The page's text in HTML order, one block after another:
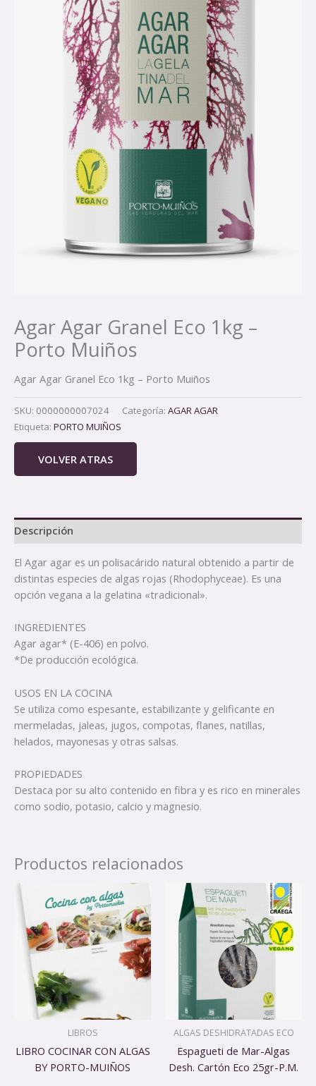
Agar Agar Granel Eco 1kg –
Porto Muiños
Agar Agar Granel Eco 1kg – Porto Muiños
SKU: 0000000007024 Categoría: AGAR AGAR
Etiqueta: PORTO MUIÑOS
VOLVER ATRAS
Descripción
El Agar agar es un polisacárido natural obtenido a partir de
distintas especies de algas rojas (Rhodophyceae). Es una
opción vegana a la gelatina «tradicional».
INGREDIENTES
Agar agar* (E-406) en polvo.
*De producción ecológica.
USOS EN LA COCINA
Se utiliza como espesante, estabilizante y gelificante en
mermeladas, jaleas, jugos, compotas, flanes, natillas,
helados, mayonesas y otras salsas.
PROPIEDADES
Destaca por su alto contenido en fibra y es rico en minerales
como sodio, potasio, calcio y magnesio.
Productos relacionados
LIBROS
LIBRO COCINAR CON ALGAS
BY PORTO-MUIÑOS
ALGAS DESHIDRATADAS ECO
Espagueti de Mar-Algas
Desh. Cartón Eco 25gr-P.M.